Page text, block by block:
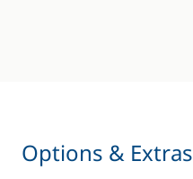
Options & Extras